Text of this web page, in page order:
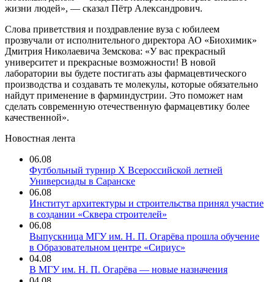
жизни людей», — сказал Пётр Александрович.
Слова приветствия и поздравление вуза с юбилеем
прозвучали от исполнительного директора АО «Биохимик»
Дмитрия Николаевича Земскова: «У вас прекрасный
университет и прекрасные возможности! В новой
лаборатории вы будете постигать азы фармацевтического
производства и создавать те молекулы, которые обязательно
найдут применение в фарминдустрии. Это поможет нам
сделать современную отечественную фармацевтику более
качественной».
Новостная лента
06.08
Футбольный турнир X Всероссийской летней
Универсиады в Саранске
06.08
Институт архитектуры и строительства принял участие
в создании «Сквера строителей»
06.08
Выпускница МГУ им. Н. П. Огарёва прошла обучение
в Образовательном центре «Сириус»
04.08
В МГУ им. Н. П. Огарёва — новые назначения